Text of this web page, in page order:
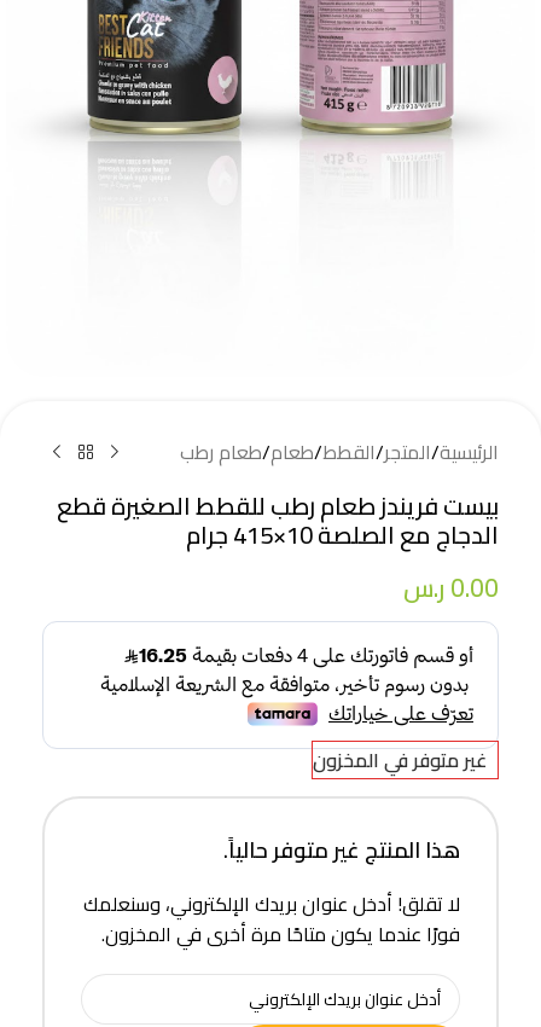
الرئيسية/المتجر/القطط/طعام/طعام رطب
بيست فريندز طعام رطب للقطط الصغيرة قطع
الدجاج مع الصلصة 10×415 جرام
0.00ر.س
غير متوفر في المخزون
هذا المنتج غير متوفر حالياً.
لا تقلق! أدخل عنوان بريدك الإلكتروني، وسنعلمك
فورًا عندما يكون متاحًا مرة أخرى في المخزون.